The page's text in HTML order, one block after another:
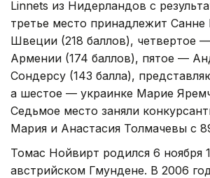
Linnets из Нидерландов с
третье место принадлежит Санне
Швеции (218 баллов), четвертое
Армении (174 баллов), пятое —
Сондерсу (143 балла),
а шестое — украинке Марие
Седьмое место заняли
Мария и Анастасия Толмачевы с
Томас Нойвирт родился 6 ноября
австрийском Гмундене. В 2006